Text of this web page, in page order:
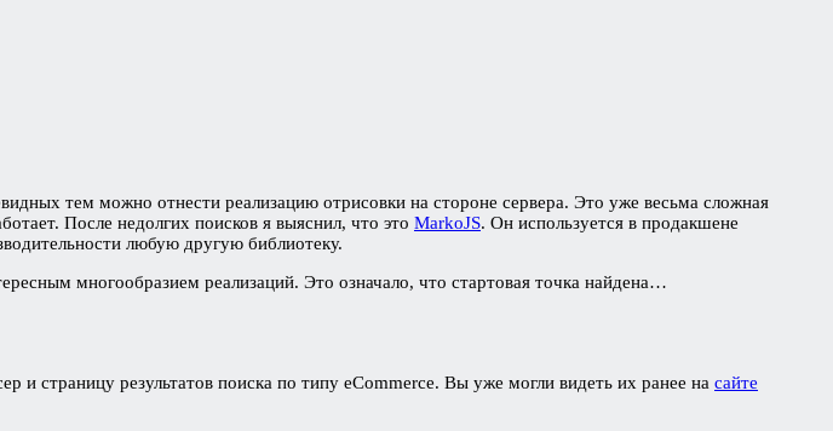
тем можно отнести реализацию отрисовки на стороне сервера. Это уже весьма сложная
После недолгих поисков я выяснил, что это MarkoJS. Он используется в продакшене
любую другую библиотеку.
многообразием реализаций. Это означало, что стартовая точка найдена…
и страницу результатов поиска по типу eCommerce. Вы уже могли видеть их ранее на сайте